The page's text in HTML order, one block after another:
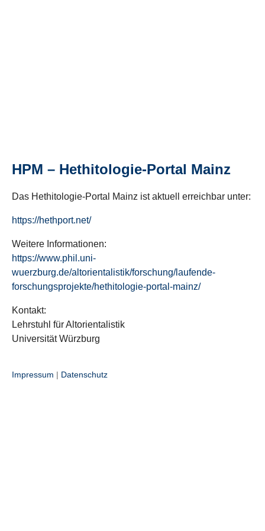
HPM – Hethitologie-Portal Mainz
Das Hethitologie-Portal Mainz ist aktuell erreichbar unter:
https://hethport.net/
Weitere Informationen:
https://www.phil.uni-
wuerzburg.de/altorientalistik/forschung/laufende-
forschungsprojekte/hethitologie-portal-mainz/
Kontakt:
Lehrstuhl für Altorientalistik
Universität Würzburg
Impressum | Datenschutz